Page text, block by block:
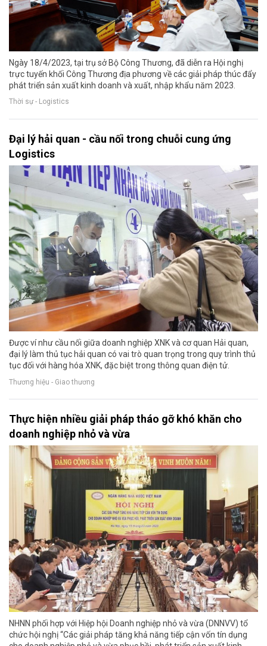
Ngày 18/4/2023, tại trụ sở Bộ Công Thương, đã diễn ra Hội nghị
trực tuyến khối Công Thương địa phương về các giải pháp thúc đẩy
phát triển sản xuất kinh doanh và xuất, nhập khẩu năm 2023.
Thời sự - Logistics
Đại lý hải quan - cầu nối trong chuỗi cung ứng
Logistics
Được ví như cầu nối giữa doanh nghiệp XNK và cơ quan Hải quan,
đại lý làm thủ tục hải quan có vai trò quan trọng trong quy trình thủ
tục đối với hàng hóa XNK, đặc biệt trong thông quan điện tử.
Thương hiệu - Giao thương
Thực hiện nhiều giải pháp tháo gỡ khó khăn cho
doanh nghiệp nhỏ và vừa
NHNN phối hợp với Hiệp hội Doanh nghiệp nhỏ và vừa (DNNVV) tổ
chức hội nghị “Các giải pháp tăng khả năng tiếp cận vốn tín dụng